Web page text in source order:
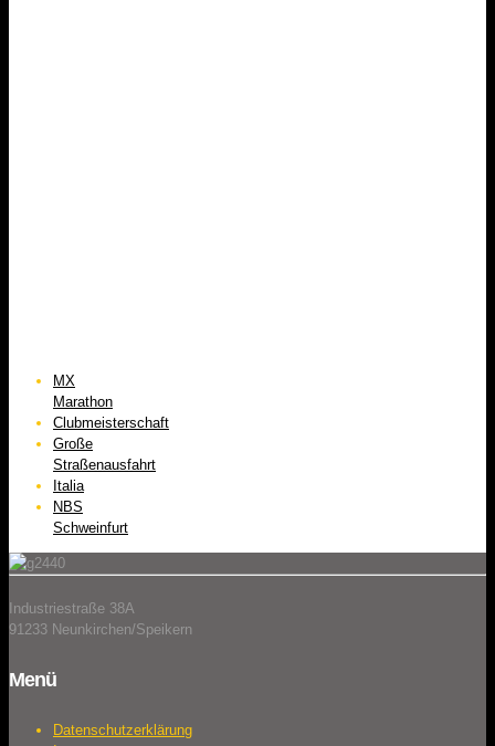
MX
Marathon
Clubmeisterschaft
Große
Straßenausfahrt
Italia
NBS
Schweinfurt
Industriestraße 38A
91233 Neunkirchen/Speikern
Menü
Datenschutzerklärung